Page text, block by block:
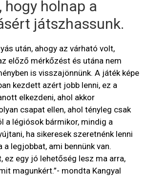
hogy holnap a
játszhassunk.
után, ahogy az várható volt,
előző mérkőzést és utána nem
is visszajönnünk. A játék képe
kezdett azért jobb lenni, ez a
elkezdeni, ahol akkor
csapat ellen, ahol tényleg csak
a légiósok bármikor, mindig a
ha sikeresek szeretnénk lenni
a legjobbat, ami bennünk van.
ez egy jó lehetőség lesz ma arra,
magunkért.”- mondta Kangyal